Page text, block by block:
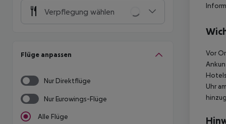
Verpflegung wählen
Flüge anpassen
Nur Direktflüge
Nur Eurowings-Flüge
Alle Flüge
Vor
Uhr